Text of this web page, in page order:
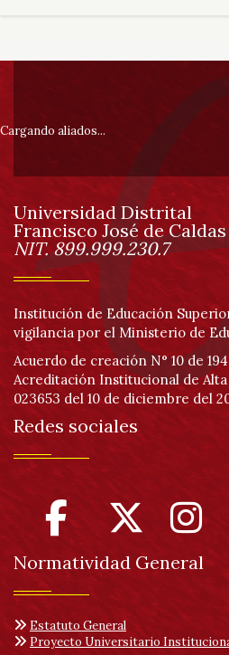
Información
pie
de
página
Cargando aliados...
Información
Universidad Distrital
Francisco José de Caldas
NIT. 899.999.230.7
Institución de Educación
vigilancia por el Ministerio de
Acuerdo de creación N° 10 de
Acreditación Institucional de Alta
023653 del 10 de diciembre del
Redes sociales
Normatividad General
Estatuto General
Proyecto Universitario